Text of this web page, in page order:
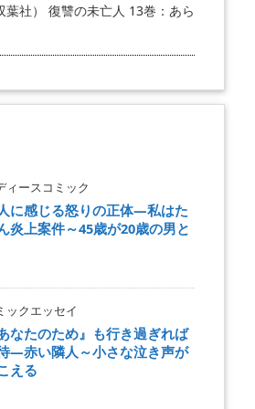
葉社） 復讐の未亡人 13巻：あら
ィースコミック
に感じる怒りの正体―私はた
炎上案件～45歳が20歳の男と
ックエッセイ
あなたのため』も行き過ぎれば
―赤い隣人～小さな泣き声が
える